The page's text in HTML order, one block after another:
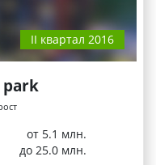
II квартал 2016
от 5.1 млн.
до 25.0 млн.